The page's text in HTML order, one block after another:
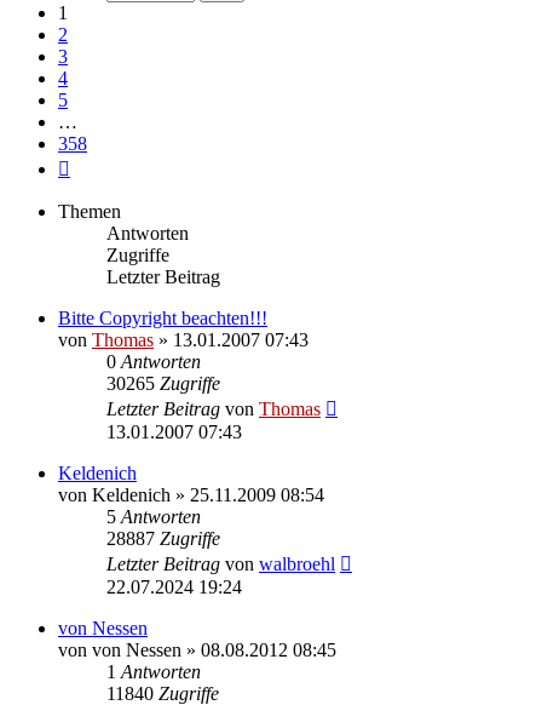
1
2
3
4
5
…
358
Themen
Antworten
Zugriffe
Letzter Beitrag
Bitte Copyright beachten!!!
von Thomas » 13.01.2007 07:43
0 Antworten
30265 Zugriffe
Letzter Beitrag von Thomas
13.01.2007 07:43
Keldenich
von Keldenich » 25.11.2009 08:54
5 Antworten
28887 Zugriffe
Letzter Beitrag von walbroehl
22.07.2024 19:24
von Nessen
von von Nessen » 08.08.2012 08:45
1 Antworten
11840 Zugriffe